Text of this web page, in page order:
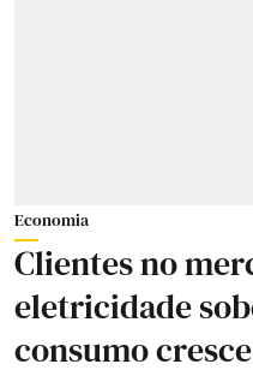
Economia
Clientes no
eletricidade
consumo